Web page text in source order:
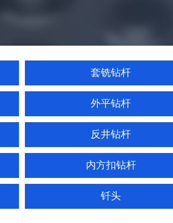
套铣钻杆
外平钻杆
反井钻杆
内方扣钻杆
钎头